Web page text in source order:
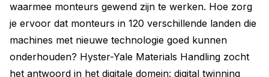
waarmee monteurs gewend zijn te werken. Hoe zorg
je ervoor dat monteurs in 120 verschillende landen die
machines met nieuwe technologie goed kunnen
onderhouden? Hyster-Yale Materials Handling zocht
het antwoord in het digitale domein: digital twinning